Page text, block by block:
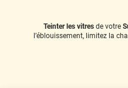
Teinter les vitresde votre
l’éblouissement, limitez la